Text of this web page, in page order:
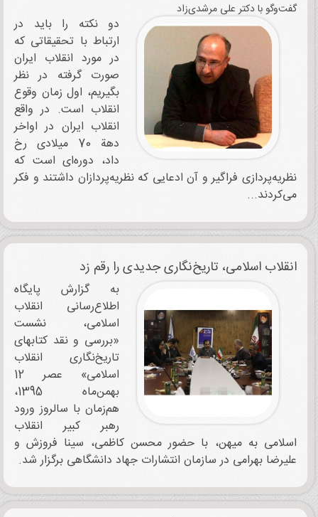
گفت‌وگو با دکتر علی مرشدی‌زاد
دو نکته را باید در
ارتباط با تحقیقاتی که
در مورد انقلاب ایران
صورت گرفته در نظر
بگیریم، اول زمان وقوع
انقلاب است. در واقع
انقلاب ایران در اواخر
دهة 70 میلادی رخ
داد، دوره‌ای است که
نظریه‌پردازی فراگیر و آن ادعایی که نظریه‌پردازان داشتند و فکر
می‌کردند...
انقلاب اسلامی، تاریخ‌نگاری جدیدی را رقم زد
به گزارش پایگاه
اطلاع‌رسانی انقلاب
اسلامی، نشست
«بررسی و نقد کتابهای
تاریخ‌نگاری انقلاب
اسلامی» عصر 12
بهمن‌ماه 1395،
هم‌زمان با سالروز ورود
رهبر کبیر انقلاب
اسلامی به میهن، با حضور محسن کاظمی، سینا فروزش و
علیرضا بهرامی در سازمان انتشارات جهاد دانشگاهی برگزار شد.